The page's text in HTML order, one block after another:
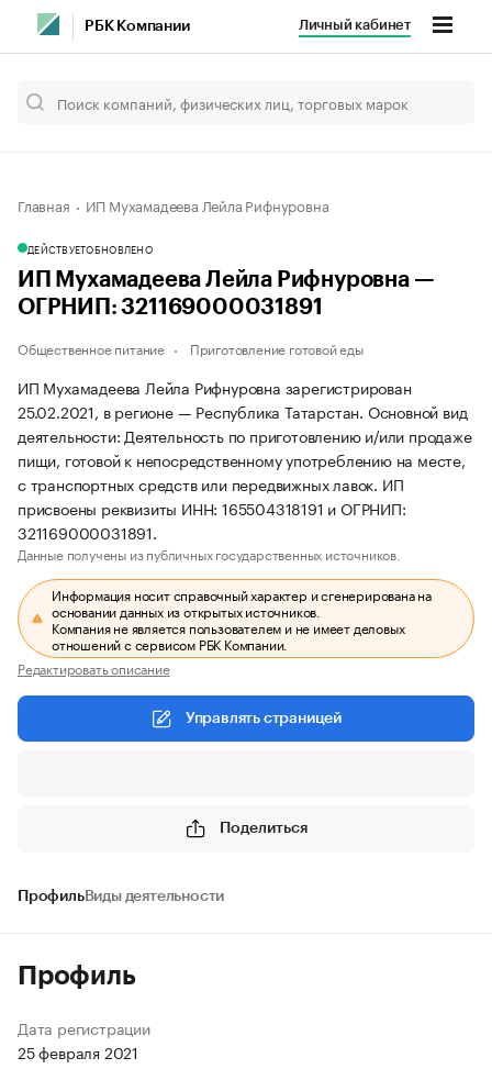
РБК Компании Личный кабинет
Главная ИП Мухамадеева Лейла Рифнуровна
ДЕЙСТВУЕТОБНОВЛЕНО
ИП Мухамадеева Лейла Рифнуровна —
ОГРНИП: 321169000031891
Общественное питание Приготовление готовой еды
ИП Мухамадеева Лейла Рифнуровна зарегистрирован
25.02.2021, в регионе — Республика Татарстан. Основной вид
деятельности: Деятельность по приготовлению и/или продаже
пищи, готовой к непосредственному употреблению на месте,
с транспортных средств или передвижных лавок. ИП
присвоены реквизиты ИНН: 165504318191 и ОГРНИП:
321169000031891.
Данные получены из публичных государственных источников.
Информация носит справочный характер и сгенерирована на
основании данных из открытых источников.
Компания не является пользователем и не имеет деловых
отношений с сервисом РБК Компании.
Редактировать описание
Управлять страницей
Поделиться
ПрофильВиды деятельности
Профиль
Дата регистрации
25 февраля 2021